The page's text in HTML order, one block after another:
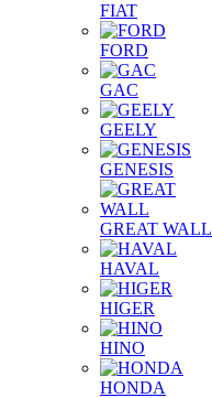
FIAT
FORD
GAC
GEELY
GENESIS
GREAT WALL
HAVAL
HIGER
HINO
HONDA